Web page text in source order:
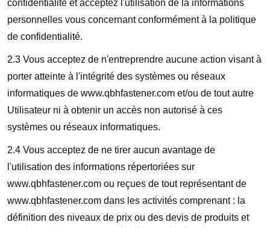
confidentialité et acceptez l'utilisation de la informations
personnelles vous concernant conformément à la politique
de confidentialité.
2.3 Vous acceptez de n'entreprendre aucune action visant à
porter atteinte à l'intégrité des systèmes ou réseaux
informatiques de www.qbhfastener.com et/ou de tout autre
Utilisateur ni à obtenir un accès non autorisé à ces
systèmes ou réseaux informatiques.
2.4 Vous acceptez de ne tirer aucun avantage de
l'utilisation des informations répertoriées sur
www.qbhfastener.com ou reçues de tout représentant de
www.qbhfastener.com dans les activités comprenant : la
définition des niveaux de prix ou des devis de produits et